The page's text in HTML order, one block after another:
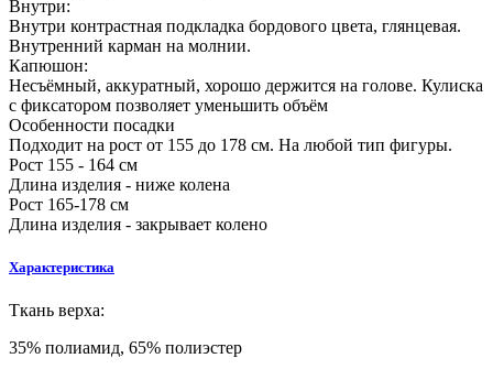
Внутри:
Внутри контрастная подкладка бордового цвета, глянцевая.
Внутренний карман на молнии.
Капюшон:
Несъёмный, аккуратный, хорошо держится на голове. Кулиска
с фиксатором позволяет уменьшить объём
Особенности посадки
Подходит на рост от 155 до 178 см. На любой тип фигуры.
Рост 155 - 164 см
Длина изделия - ниже колена
Рост 165-178 см
Длина изделия - закрывает колено
Характеристика
Ткань верха:
35% полиамид, 65% полиэстер